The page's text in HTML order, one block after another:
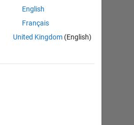
English
Français
United Kingdom (English)